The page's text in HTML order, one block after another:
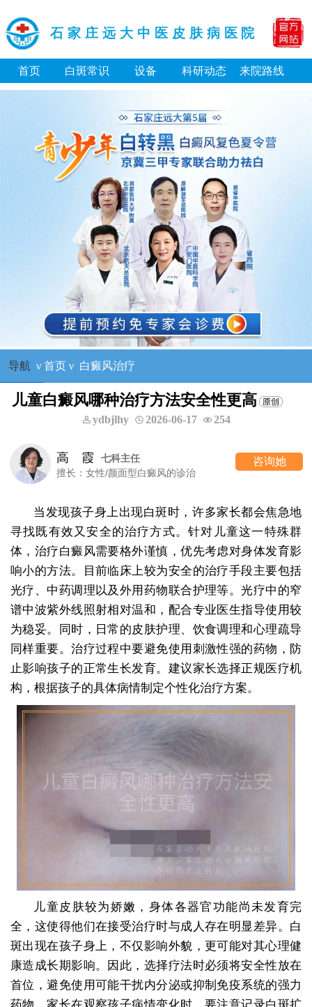
石家庄远大中医皮肤病医院
首页 白斑常识 设备 科研动态 来院路线
导航 ν 首页ν 白癜风治疗
儿童白癜风哪种治疗方法安全性更高
ydbjlhy 2026-06-17 254
高 霞
七科主任
擅长：女性/颜面型白癜风的诊治
咨询她
当发现孩子身上出现白斑时，许多家长都会焦急地
寻找既有效又安全的治疗方式。针对儿童这一特殊群
体，治疗白癜风需要格外谨慎，优先考虑对身体发育影
响小的方法。目前临床上较为安全的治疗手段主要包括
光疗、中药调理以及外用药物联合护理等。光疗中的窄
谱中波紫外线照射相对温和，配合专业医生指导使用较
为稳妥。同时，日常的皮肤护理、饮食调理和心理疏导
同样重要。治疗过程中要避免使用刺激性强的药物，防
止影响孩子的正常生长发育。建议家长选择正规医疗机
构，根据孩子的具体病情制定个性化治疗方案。
儿童皮肤较为娇嫩，身体各器官功能尚未发育完
全，这使得他们在接受治疗时与成人存在明显差异。白
斑出现在孩子身上，不仅影响外貌，更可能对其心理健
康造成长期影响。因此，选择疗法时必须将安全性放在
首位，避免使用可能干扰内分泌或抑制免疫系统的强力